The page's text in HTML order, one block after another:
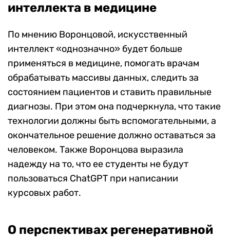
интеллекта в медицине
По мнению Воронцовой, искусственный
интеллект «однозначно» будет больше
применяться в медицине, помогать врачам
обрабатывать массивы данных, следить за
состоянием пациентов и ставить правильные
диагнозы. При этом она подчеркнула, что такие
технологии должны быть вспомогательными, а
окончательное решение должно оставаться за
человеком. Также Воронцова выразила
надежду на то, что ее студенты не будут
пользоваться ChatGPT при написании
курсовых работ.
О перспективах регенеративной